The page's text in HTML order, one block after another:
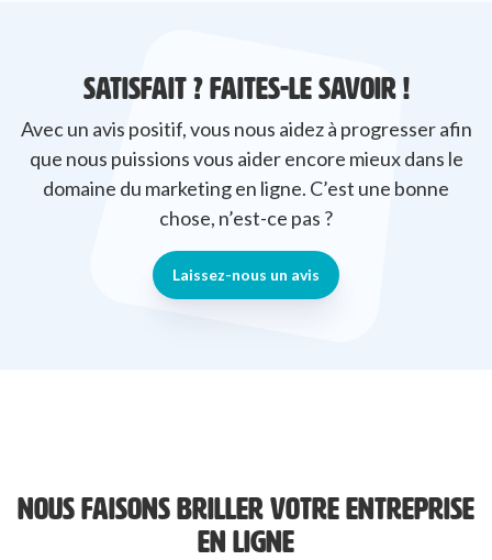
SATISFAIT ? FAITES-LE SAVOIR !
Avec un avis positif, vous nous aidez à progresser afin
que nous puissions vous aider encore mieux dans le
domaine du marketing en ligne. C’est une bonne
chose, n’est-ce pas ?
Laissez-nous un avis
NOUS FAISONS BRILLER VOTRE ENTREPRISE
EN LIGNE